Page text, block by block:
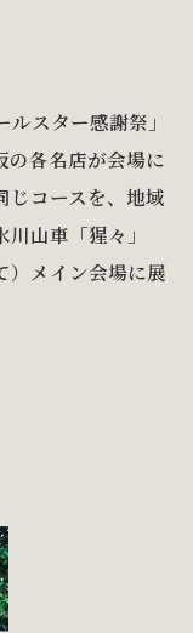
スター感謝祭」
の各名店が会場に
じコースを、地域
山車「猩々」
）メイン会場に展